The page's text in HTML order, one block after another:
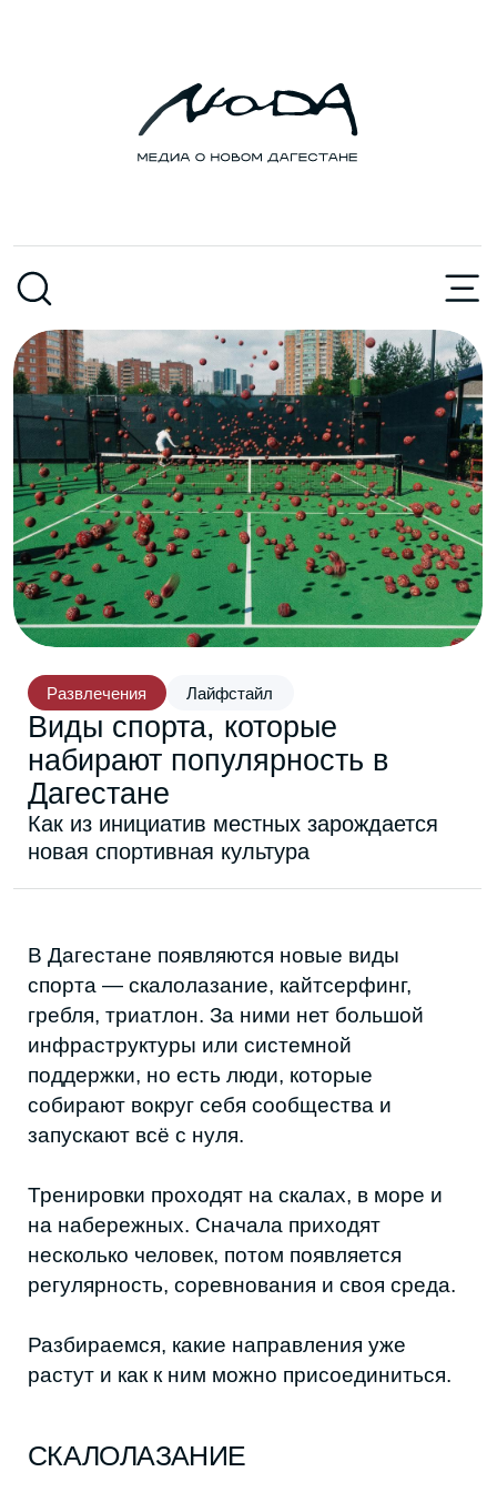
Виды спорта, которые
набирают популярность в
Дагестане
новая спортивная культура
Развлечения Лайфстайл
В Дагестане появляются новые виды
спорта — скалолазание, кайтсерфинг,
гребля, триатлон. За ними нет большой
инфраструктуры или системной
поддержки, но есть люди, которые
собирают вокруг себя сообщества и
Тренировки проходят на скалах, в море и
на набережных. Сначала приходят
несколько человек, потом появляется
регулярность, соревнования и своя среда.
Разбираемся, какие направления уже
растут и как к ним можно присоединиться.
Скалолазание в Дагестане начало
небольшое сообщество — всего шесть
человек. Но уже через год им удалось
развития: появились регулярные
фестивали и чемпионаты.
Тарки-Тау, зимой — в разных помещениях,